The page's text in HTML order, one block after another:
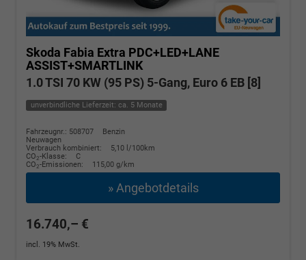
Skoda Fabia Extra PDC+LED+LANE
ASSIST+SMARTLINK
1.0 TSI 70 KW (95 PS) 5-Gang, Euro 6 EB [8]
unverbindliche Lieferzeit: ca. 5 Monate
Fahrzeugnr.: 508707
Benzin
Neuwagen
Verbrauch kombiniert:
5,10 l/100km
CO2-Klasse:
C
CO2-Emissionen: 115,00 g/km
» Angebotdetails
16.740,– €
incl. 19% MwSt.